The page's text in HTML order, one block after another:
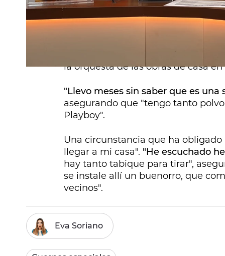
de su edificio.
"Desde hace unos meses estoy
"la banda sonora de mi casa" es
la orquesta de las obras de casa
"Llevo meses sin saber que es
asegurando que "tengo tanto
Playboy".
Una circunstancia que ha
llegar a mi casa". "He escuchado
hay tanto tabique para tirar",
se instale allí un buenorro, que
vecinos".
Eva Soriano